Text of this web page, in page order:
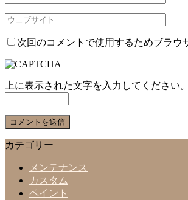
次回のコメントで使用するためブラ
上に表示された文字を入力してください。
カテゴリー
メンテナンス
カスタム
ペイント